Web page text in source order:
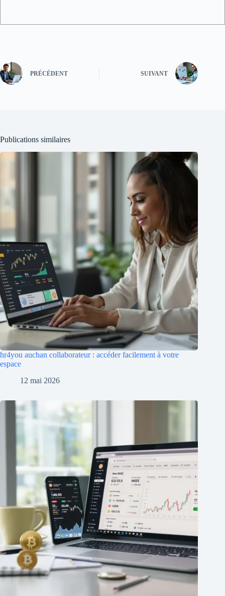
PRÉCÉDENT SUIVANT
Publications similaires
hr4you auchan collaborateur : accéder facilement à votre
espace
12 mai 2026